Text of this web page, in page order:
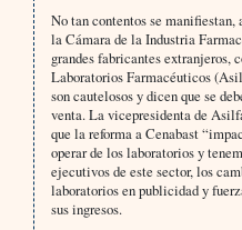
No tan contentos se manifiestan,
la Cámara de la Industria
grandes fabricantes extranjeros,
Laboratorios Farmacéuticos
son cautelosos y dicen que se
venta. La vicepresidenta de
que la reforma a Cenabast
operar de los laboratorios y
ejecutivos de este sector, los
laboratorios en publicidad y
sus ingresos.